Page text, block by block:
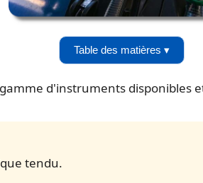
Table des matières ▾
d'instruments disponibles
tendu.